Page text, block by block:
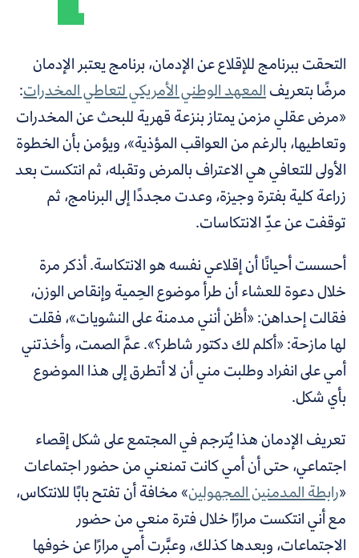
التحقت ببرنامج للإقلاع عن الإدمان، برنامج يعتبر الإدمان
مرضًا بتعريفالمعهد الوطني الأمريكي لتعاطي المخدرات:
«مرض عقلي مزمن يمتاز بنزعة قهرية للبحث عن المخدرات
وتعاطيها، بالرغم من العواقب المؤذية»، ويؤمن بأن الخطوة
الأولى للتعافي هي الاعتراف بالمرض وتقبله، ثم انتكست بعد
زراعة كلية بفترة وجيزة، وعدت مجددًا إلى البرنامج، ثم
توقفت عن عدِّ الانتكاسات.
أحسست أحيانًا أن إقلاعي نفسه هو الانتكاسة. أذكر مرة
خلال دعوة للعشاء أن طرأ موضوع الحِمية وإنقاص الوزن،
فقالت إحداهن: «أظن أنني مدمنة على النشويات»، فقلت
لها مازحة: «أكلم لك دكتور شاطر؟». عمَّ الصمت، وأخذتني
أمي على انفراد وطلبت مني أن لا أتطرق إلى هذا الموضوع
بأي شكل.
تعريف الإدمان هذا يُترجم في المجتمع على شكل إقصاء
اجتماعي، حتى أن أمي كانت تمنعني من حضور اجتماعات
«رابطة المدمنين المجهولين» مخافة أن تفتح بابًا للانتكاس،
مع أنيانتكست مرارًا خلال فترة منعي من حضور
الاجتماعات، وبعدها كذلك، وعبَّرت أمي مرارًا عن خوفها